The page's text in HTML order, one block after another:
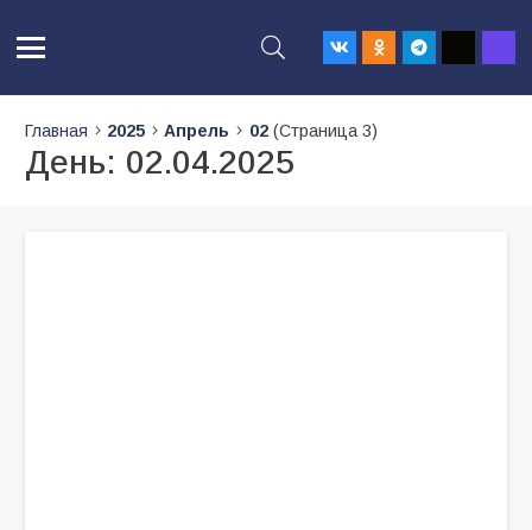
Главная 2025 Апрель 02(Страница 3)
День: 02.04.2025